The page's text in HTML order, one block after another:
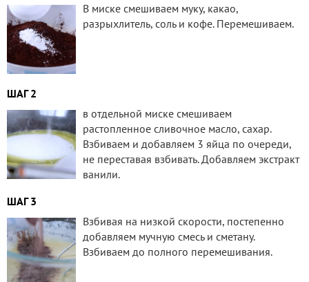
В миске смешиваем муку, какао,
разрыхлитель, соль и кофе. Перемешиваем.
ШАГ 2
в отдельной миске смешиваем
растопленное сливочное масло, сахар.
Взбиваем и добавляем 3 яйца по очереди,
не переставая взбивать. Добавляем экстракт
ванили.
ШАГ 3
Взбивая на низкой скорости, постепенно
добавляем мучную смесь и сметану.
Взбиваем до полного перемешивания.